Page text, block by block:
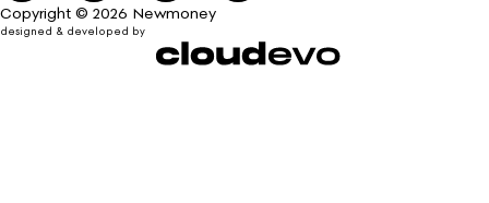
Copyright © 2026 Newmoney
designed & developed by